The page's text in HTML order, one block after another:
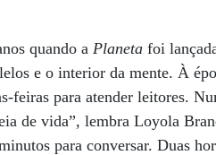
quando aPlaneta foi
e o interior da mente. À
feiras para atender leitores.
de vida”, lembra Loyola
para conversar. Duas